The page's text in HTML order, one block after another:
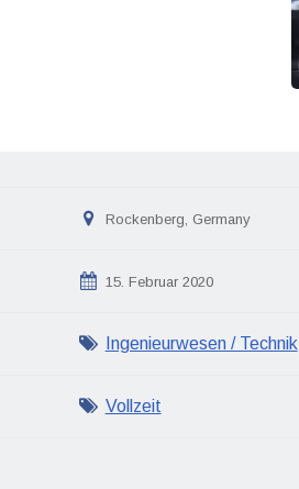
Rockenberg, Germany
15. Februar 2020
Ingenieurwesen / Technik
Vollzeit